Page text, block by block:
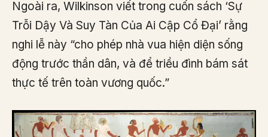
Ngoài ra, Wilkinson viết trong cuốn sách ‘Sự
Trỗi Dậy Và Suy Tàn Của Ai Cập Cổ Đại’ rằng
nghi lễ này “cho phép nhà vua hiện diện sống
động trước thần dân, và để triều đình bám sát
thực tế trên toàn vương quốc.”